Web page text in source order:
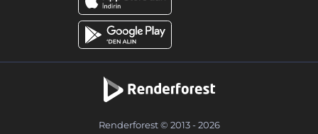
Renderforest © 2013 - 2026